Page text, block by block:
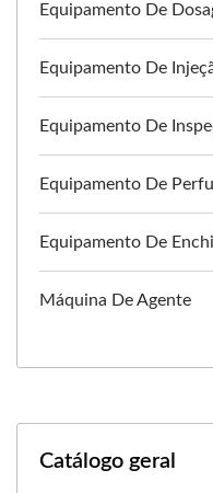
Equipamento De
Equipamento De
Equipamento De
Equipamento De
Equipamento De
Máquina De Agente
Catálogo geral